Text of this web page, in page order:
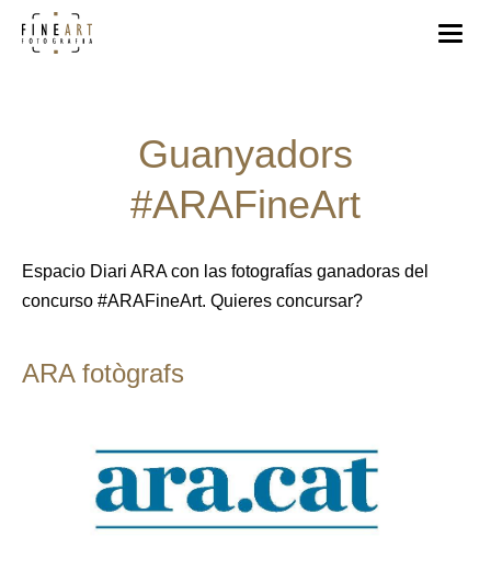
Guanyadors
#ARAFineArt
Espacio Diari ARA con las fotografías ganadoras del
concurso #ARAFineArt. Quieres concursar?
ARA fotògrafs